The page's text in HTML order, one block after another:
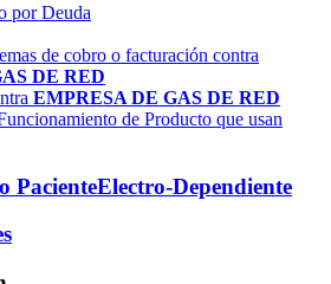
por Deuda
de cobro o facturación contra
DE RED
EMPRESA DE GAS DE RED
de Producto que usan
PacienteElectro-Dependiente